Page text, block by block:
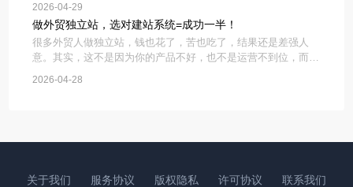
网站，普通人也能轻松当站长。亿坊CMS最核心的优势就是零
门槛拖拽式操作，
2026-04-29
做外贸独立站，选对建站系统=成功一半！
很多外贸人做独立站，钱也花了，苦也吃了，结果还是差强人
意。其实，这不是因为你的产品不好，也不是运营不到位，而是
配海外用户习惯、解决跨境痛点，选对系统，能帮你少走很多弯
2026-04-28
关于我们 服务协议 版权隐私 许可协议 联系我们